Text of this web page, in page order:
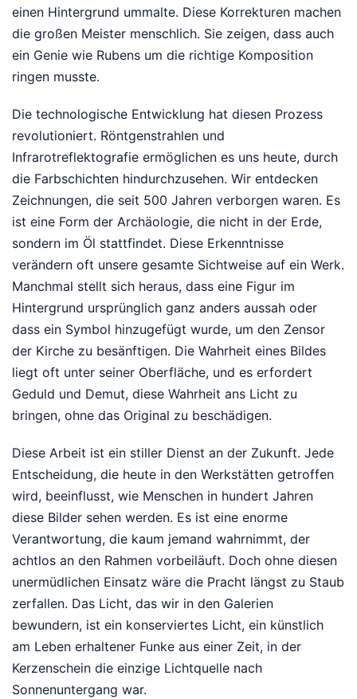
einen Hintergrund ummalte. Diese Korrekturen machen
die großen Meister menschlich. Sie zeigen, dass auch
ein Genie wie Rubens um die richtige Komposition
ringen musste.
Die technologische Entwicklung hat diesen Prozess
revolutioniert. Röntgenstrahlen und
Infrarotreflektografie ermöglichen es uns heute, durch
die Farbschichten hindurchzusehen. Wir entdecken
Zeichnungen, die seit 500 Jahren verborgen waren. Es
ist eine Form der Archäologie, die nicht in der Erde,
sondern im Öl stattfindet. Diese Erkenntnisse
verändern oft unsere gesamte Sichtweise auf ein Werk.
Manchmal stellt sich heraus, dass eine Figur im
Hintergrund ursprünglich ganz anders aussah oder
dass ein Symbol hinzugefügt wurde, um den Zensor
der Kirche zu besänftigen. Die Wahrheit eines Bildes
liegt oft unter seiner Oberfläche, und es erfordert
Geduld und Demut, diese Wahrheit ans Licht zu
bringen, ohne das Original zu beschädigen.
Diese Arbeit ist ein stiller Dienst an der Zukunft. Jede
Entscheidung, die heute in den Werkstätten getroffen
wird, beeinflusst, wie Menschen in hundert Jahren
diese Bilder sehen werden. Es ist eine enorme
Verantwortung, die kaum jemand wahrnimmt, der
achtlos an den Rahmen vorbeiläuft. Doch ohne diesen
unermüdlichen Einsatz wäre die Pracht längst zu Staub
zerfallen. Das Licht, das wir in den Galerien
bewundern, ist ein konserviertes Licht, ein künstlich
am Leben erhaltener Funke aus einer Zeit, in der
Kerzenschein die einzige Lichtquelle nach
Sonnenuntergang war.